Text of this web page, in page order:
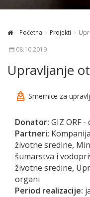
Početna Projekti
08.10.2019
Upravljanje
Smernice za
Donator: GIZ ORF
Partneri:
životne sredine,
šumarstva i
životne sredine,
organi
Period realizacije: